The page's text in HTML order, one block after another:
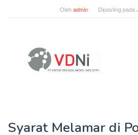
Olehadmin Diposting pada
Syarat Melamar di